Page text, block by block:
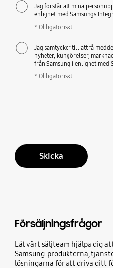
Jag förstår att mina
enlighet med Samsungs
* Obligatoriskt
Jag samtycker till att få
nyheter, kungörelser,
från Samsung i enlighet med
* Obligatoriskt
Skicka
Försäljningsfrågor
Låt vårt säljteam hjälpa dig
Samsung-produkterna,
lösningarna för att driva ditt